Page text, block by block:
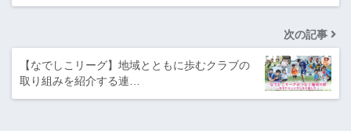
次の記事
【なでしこリーグ】地域とともに歩むクラブの
取り組みを紹介する連…